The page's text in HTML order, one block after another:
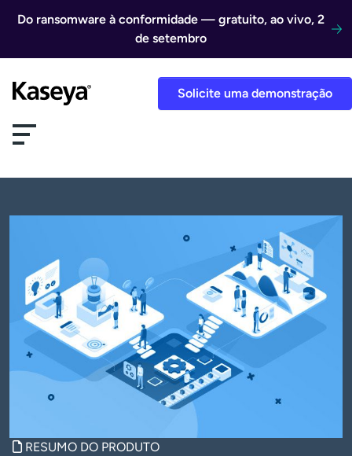
Do ransomware à conformidade — gratuito, ao vivo, 2
de setembro
Solicite uma demonstração
RESUMO DO PRODUTO